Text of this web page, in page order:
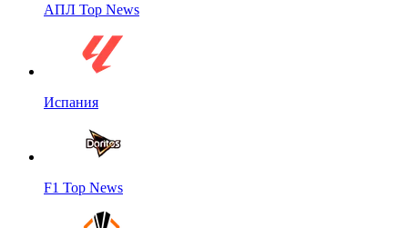
АПЛ Top News
Испания
F1 Top News